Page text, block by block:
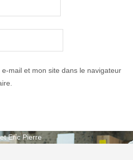
mail et mon site dans le navigateur
Eric Pierre